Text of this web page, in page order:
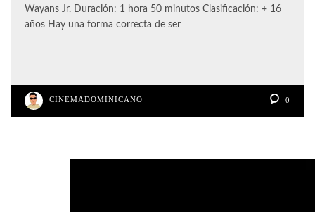
Wayans Jr. Duración: 1 hora 50 minutos Clasificación: + 16
años Hay una forma correcta de ser
CINEMADOMINICANO 0